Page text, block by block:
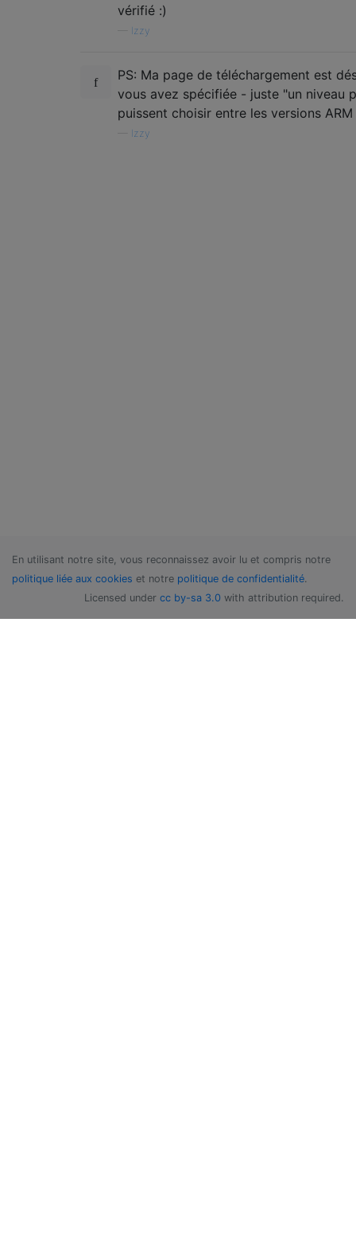
vérifié :)
Izzy
PS: Ma page de téléchargement est
vous avez spécifiée - juste "un niveau
puissent choisir entre les versions
Izzy
En utilisant notre site, vous reconnaissez avoir lu et compris notre
politique liée aux cookies et notre politique de confidentialité.
Licensed under cc by-sa 3.0 with attribution required.